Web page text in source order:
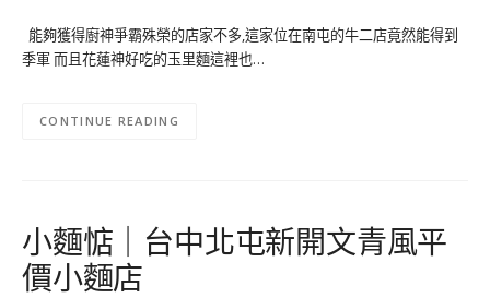
能夠獲得廚神爭霸殊榮的店家不多,這家位在南屯的牛二店竟然能得到
季軍 而且花蓮神好吃的玉里麵這裡也…
CONTINUE READING
小麵惦｜台中北屯新開文青風平
價小麵店